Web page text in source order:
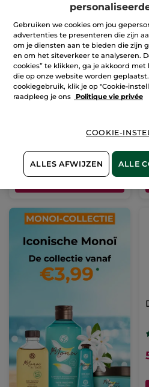
1+1 Hydra Water-Plump
Verfrissende
Ter vergelijking
adviesprijs:
1+1 GRATIS*(4)
Gebruiken we cookies om jou
advertenties te presenteren die zijn
om je diensten aan te bieden die zijn
en om het siteverkeer te analyseren.
cookies” te klikken, ga je akkoord
die op onze website worden
cookiegebruik, klik je op "Cookie-
raadpleeg je ons
Politique vie privée
COOKIE-
ALLES AFWIJZEN ALLE